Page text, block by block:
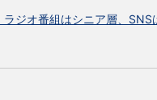
ジオ番組はシニア層、SNS